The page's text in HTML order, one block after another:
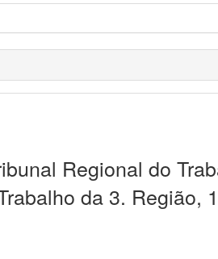
Regional do
da 3. Região,